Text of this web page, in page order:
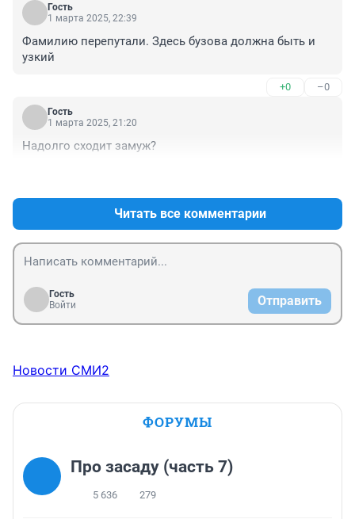
Гость
1 марта 2025, 22:39
Фамилию перепутали. Здесь бузова должна быть и
узкий
+0 –0
Гость
1 марта 2025, 21:20
Надолго сходит замуж?
Читать все комментарии
Гость
Войти
Отправить
Новости СМИ2
ФОРУМЫ
Про засаду (часть 7)
5 636 279